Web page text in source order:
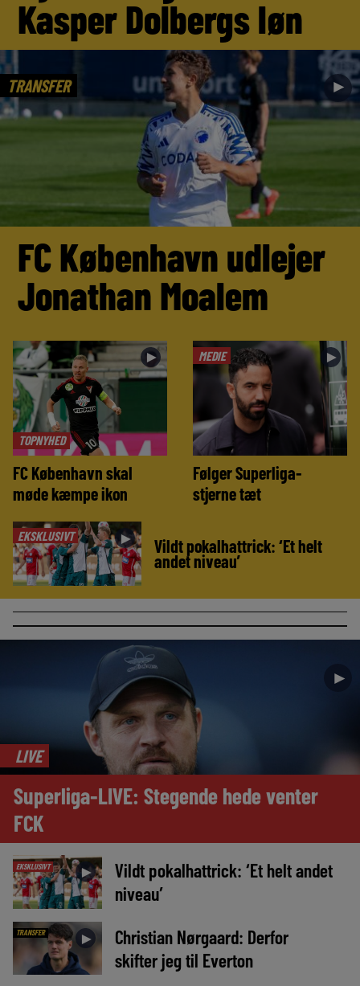
Kasper Dolbergs løn
TRANSFER ►
FC København udlejer
Jonathan Moalem
TOPNYHED
►
FC København skal
møde kæmpe ikon
MEDIE ►
Følger Superliga-
stjerne tæt
EKSKLUSIVT ► Vildt pokalhattrick: ‘Et helt
andet niveau’
►
LIVE
Superliga-LIVE: Stegende hede venter
FCK
EKSKLUSIVT ►
Vildt pokalhattrick: ‘Et helt andet
niveau’
TRANSFER ►
Christian Nørgaard: Derfor
skifter jeg til Everton